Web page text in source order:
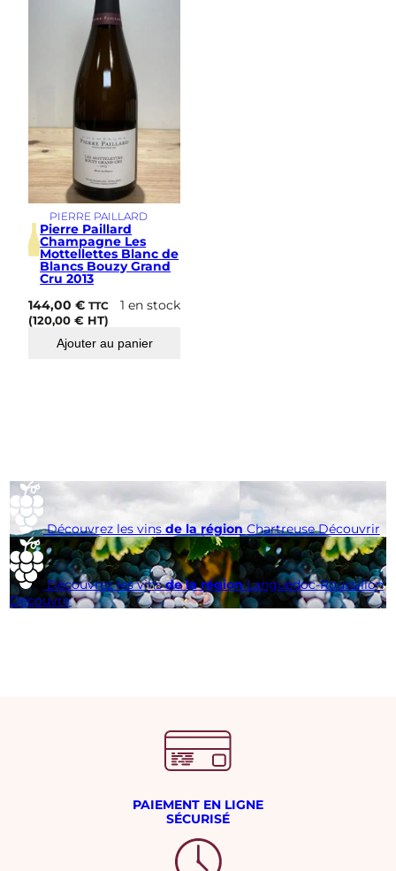
PIERRE PAILLARD
Pierre Paillard
Champagne Les
Mottellettes Blanc de
Blancs Bouzy Grand
Cru 2013
144,00€ TTC
(120,00€ HT)
1 en stock
Ajouter au panier
Découvrez les vins de la région Chartreuse Découvrir
Découvrez les vins de la régionLanguedoc-Roussillon
Découvrir
PAIEMENT EN LIGNE
SÉCURISÉ